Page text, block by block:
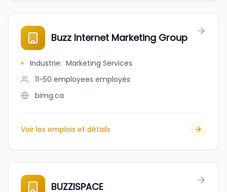
Buzz Internet Marketing Group
Industrie: Marketing Services
11-50 employees employés
bimg.ca
Voir les emplois et détails
BUZZISPACE